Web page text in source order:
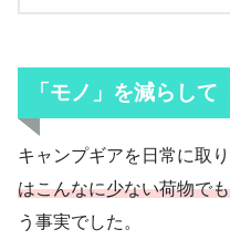
「モノ」を減らし
キャンプギアを日常に取
はこんなに少ない荷物で
う事実でした。